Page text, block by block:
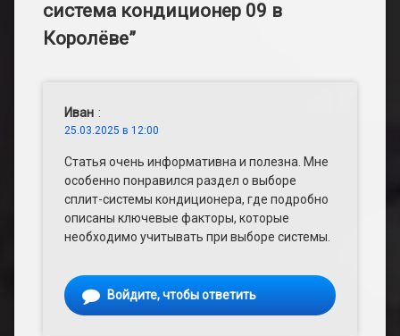
система кондиционер 09 в
Королёве”
Иван :
25.03.2025 в 12:00
Статья очень информативна и полезна. Мне
особенно понравился раздел о выборе
сплит-системы кондиционера, где подробно
описаны ключевые факторы, которые
необходимо учитывать при выборе системы.
Войдите, чтобы ответить